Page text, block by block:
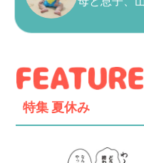
特集 夏休み